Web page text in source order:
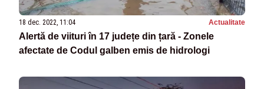
18 dec. 2022, 11:04 Actualitate
Alertă de viituri în 17 județe din țară - Zonele
afectate de Codul galben emis de hidrologi